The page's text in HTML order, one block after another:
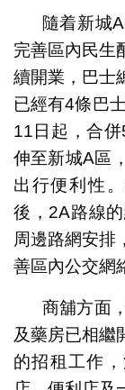
隨着新城
完善區內民生
續開業，巴士
已經有4條巴
11日起，合
伸至新城A區
出行便利性
後，2A路線
周邊路網安排
善區內公交網
商舖方面
及藥房已相繼
的招租工作